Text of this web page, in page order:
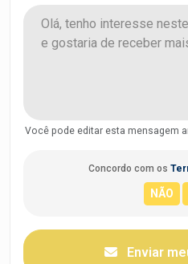
Você pode editar esta mensagem
Concordo com os
Enviar